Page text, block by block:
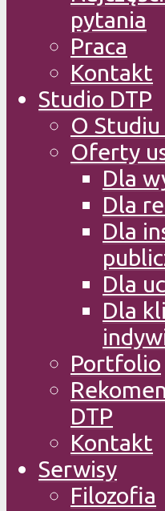
pytania
Praca
Kontakt
Studio DTP
O Studiu
Oferty
Dla
Dla
Dla
Dla
Dla
Portfolio
DTP
Kontakt
Serwisy
Filozofia